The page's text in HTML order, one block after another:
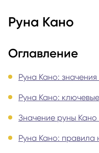
Руна Кано
Оглавление
Руна Кано: значения
Руна Кано:
Значение руны
Руна Кано: правила